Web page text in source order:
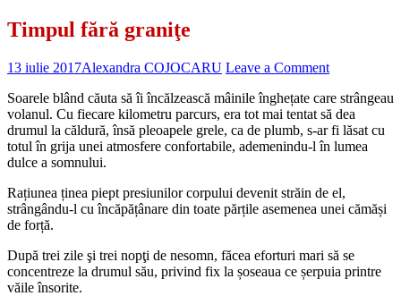
Timpul fără graniţe
13 iulie 2017Alexandra COJOCARU Leave a Comment
Soarele blând căuta să îi încălzească mâinile înghețate care strângeau
volanul. Cu fiecare kilometru parcurs, era tot mai tentat să dea
drumul la căldură, însă pleoapele grele, ca de plumb, s-ar fi lăsat cu
totul în grija unei atmosfere confortabile, ademenindu-l în lumea
dulce a somnului.
Rațiunea ținea piept presiunilor corpului devenit străin de el,
strângându-l cu încăpățânare din toate părțile asemenea unei cămăși
de forță.
După trei zile şi trei nopţi de nesomn, făcea eforturi mari să se
concentreze la drumul său, privind fix la șoseaua ce șerpuia printre
văile însorite.